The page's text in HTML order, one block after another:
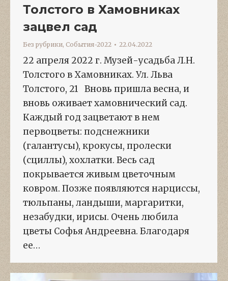
Толстого в Хамовниках
зацвел сад
Без рубрики, События-2022 22.04.2022
22 апреля 2022 г. Музей-усадьба Л.Н.
Толстого в Хамовниках. Ул. Льва
Толстого, 21 Вновь пришла весна, и
вновь оживает хамовнический сад.
Каждый год зацветают в нем
первоцветы: подснежники
(галантусы), крокусы, пролески
(сциллы), хохлатки. Весь сад
покрывается живым цветочным
ковром. Позже появляются нарциссы,
тюльпаны, ландыши, маргаритки,
незабудки, ирисы. Очень любила
цветы Софья Андреевна. Благодаря
ее…